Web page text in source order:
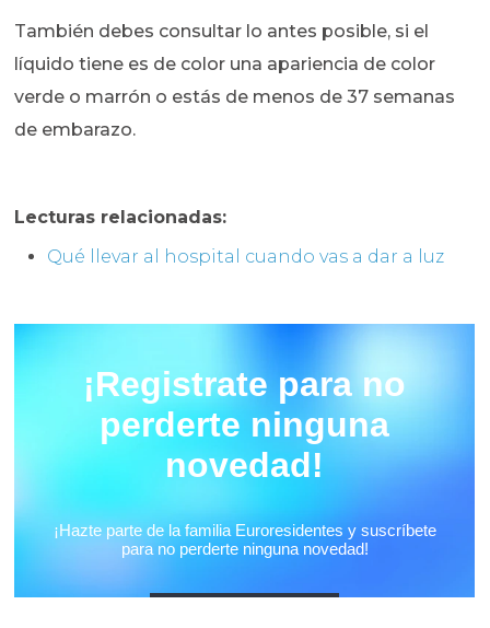
También debes consultar lo antes posible, si el
líquido tiene es de color una apariencia de color
verde o marrón o estás de menos de 37 semanas
de embarazo.
Lecturas relacionadas:
Qué llevar al hospital cuando vas a dar a luz